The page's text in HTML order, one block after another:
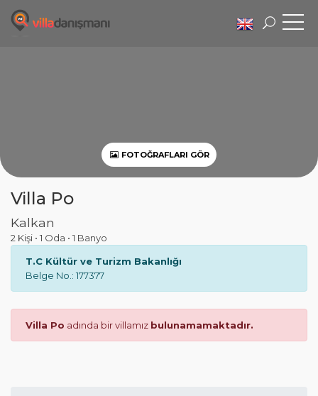
FOTOĞRAFLARI GÖR
Villa Po
Kalkan
2 Kişi • 1 Oda • 1 Banyo
T.C Kültür ve Turizm Bakanlığı
Belge No.: 177377
Villa Po adında bir villamız bulunamamaktadır.